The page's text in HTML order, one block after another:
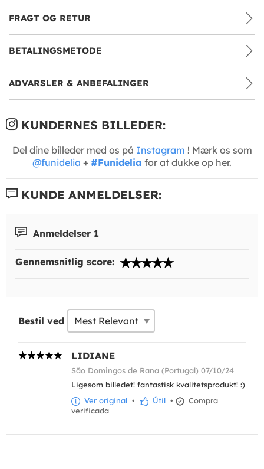
FRAGT OG RETUR
BETALINGSMETODE
ADVARSLER & ANBEFALINGER
KUNDERNES BILLEDER:
Del dine billeder med os på Instagram ! Mærk os som
@funidelia + #Funidelia for at dukke op her.
KUNDE ANMELDELSER:
Anmeldelser 1
Gennemsnitlig score:
Bestil ved
LIDIANE
São Domingos de Rana (Portugal) 07/10/24
Ligesom billedet! fantastisk kvalitetsprodukt! :)
Ver original • Útil •
Compra
verificada